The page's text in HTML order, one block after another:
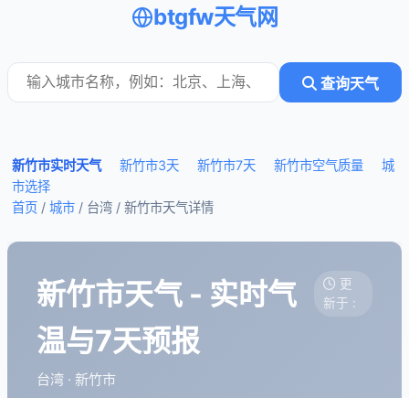
btgfw天气网
查询天气
新竹市实时天气 新竹市3天 新竹市7天 新竹市空气质量
城
市选择
首页 / 城市 / 台湾 / 新竹市天气详情
新竹市天气 - 实时气
温与7天预报
台湾 · 新竹市
更
新于 :